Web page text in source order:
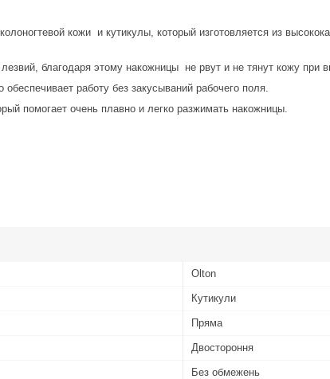
кожи и кутикулы, который изготовляется из
благодаря этому накожницы не рвут и не тянут кожу при
работу без закусываний рабочего поля.
помогает очень плавно и легко разжимать накожницы.
Olton
Кутикули
Пряма
Двостороння
Без обмежень